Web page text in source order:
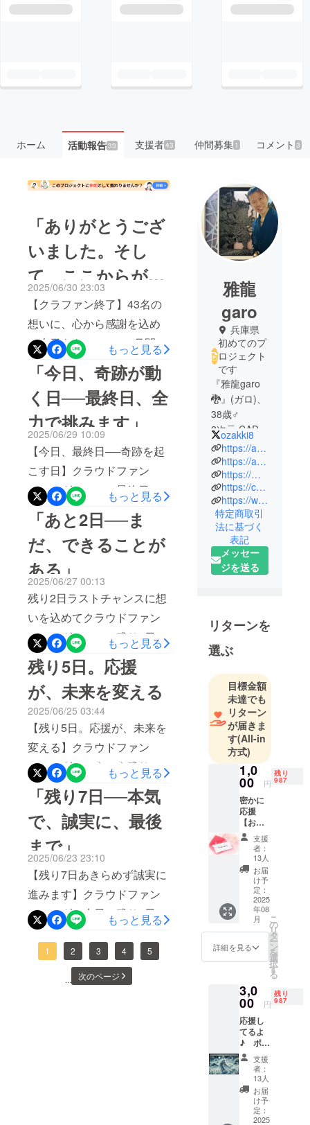
ホーム 活動報告33 支援者43 仲間募集 1 コメント3
「ありがとうござ
いました。そし
て、ここからが始
まりです」
2025/06/30 23:03
【クラファン終了】43名の
想いに、心から感謝を込め
て本日をもって、1ヶ月間の
クラウドファンディングが
終了しました。最終的に、
43名の方から171,000円もの
ご支援をいただきました。
この数字は、ただの金額や
人数ではありません。僕の
想いに「共感」し、「行
動」で応えてくれた方々
の、証そのものです。目標
金額には届きませんでし
た。でも、いただいたすべ
ての応援は、これからの海
外展示や古民家再生とい
う“現実の挑戦”へと活かして
いきます。このプロジェク
トはここで終わりません。
むしろ─ここからが本当のス
タートです。応援してくだ
さった皆さまへ、本当に、
ありがとうございました。
これからもアートで世界と
日本をつなぎ、癒しと出会
いの場を創るために、挑戦
を続けます。雅龍garo
もっと見る
「今日、奇跡が動
く日──最終日、全
力で挑みます」
2025/06/29 10:09
【今日、最終日──奇跡を起
こす日】クラウドファン
ディング、ついに最終日を
迎えました。そして今日
は、巳の日が5つ重なる“願
いが動く”特別な日。これま
での1ヶ月間、支援してくれ
た39名、153,276円。心から
感謝しています。でもま
だ、目標には遠い。逆転な
んて、普通に考えたら難し
いかもしれない。でも、今
日だけは言わせてくださ
い。「奇跡は、起こすため
にある。」この挑戦は、●
世界展示（ルーブル・ドバ
イ）への挑戦● 古民家再生
による癒し・交流の場づく
り● 日本文化とアート
の“魂”を世界へ届ける旅ここ
まで来て、あと一歩が届か
ないなんて、僕は嫌なんで
す。だから今日、すべてを
かけて伝えます。この投稿
を見たあなたの「応援」
跡の火種になります。どう
か最後の力を貸してくださ
もっと見る
「あと2日──ま
だ、できることが
ある」
2025/06/27 00:13
残り2日ラストチャンスに想
いを込めてクラウドファン
ディング、ついに残り2日間
になりました。現在、39
名・153,276円（達成率
15%）ここまで応援してく
ださった皆さま、本当にあ
りがとうございます。で
も、目標までまだ約85万
円。厳しい数字ではありま
すが、それでも──諦めるつ
もりはありません。この挑
戦は、● 世界へのアート挑
戦（ルーブル・ドバイ）●
古民家の再生● 癒し・学
び・文化が交わる空間をつ
くること単なる「作品づく
り」ではなく、“人と場をつ
なげる”挑戦です。支援は
「お金」だけではありませ
ん。 リンクのシェア 投稿の
もっと見る
残り5日。応援
が、未来を変える
2025/06/25 03:44
【残り5日。応援が、未来を
変える】クラウドファン
ディング、いよいよ残り5日
間になりました。現在、
**37名の方から149,276円目
標の15％のご支援をいただ
いています。本当にありが
とうございます。とはい
え、目標金額までにはまだ
約85万円足りません。正
直、数字だけを見れば「無
理だ」と思われるかもしれ
ません。でも、僕はこの挑
戦を「届かなかった夢」に
もっと見る
「残り7日──本気
で、誠実に、最後
まで」
2025/06/23 23:10
【残り7日あきらめず誠実に
進みます】クラウドファン
ディング、本日で残り7日間
となりました。現時点で、
37名の方から149,276円のご
支援をいただいています。
もっと見る
1 2 3 4 5
... 次のページ
雅龍
garo
兵庫県
初めてのプ
ロジェクト
です
『雅龍garo
🐉』(ガロ)、
38歳♂
2次元 CAD
artwork
✅拠点：福
岡、関西
✅事業内容
①木工職
人・2D CAD
アートワー
ル制作
レーザー彫
刻・絵画・
デザイン
デジタル名
刺(NFCカー
ド)
②韓国・
Gallery
HANNAM65
7 国際展を主
③アートｘ
ものづくり
コミュニ
✅趣味
テニス🎾、
スノーボー
ド🏂、神社仏
ozakki8
https://artwork-gallery-gallo.square.site/?fbclid=PAZXh0bgNhZW0CMTEAAaet2Ht-7at0Oty2DfEH-uSwNHEPSGkBvNCYyNEz4nidbba4NAdldabTChsmvg_aem_kb1BSRwsOd38kDvm_HSfsQ
https://artwork-gallery-gallo.square.site/page#IzadVG
https://mokuteki-project.my.canva.site/
https://canva.link/85mqc6n14mysgkj
https://www.instagram.com/zakki0168
特定商取引
法に基づく
表記
メッセー
ジを送る
リターンを
選ぶ
目標金額
未達でも
リターン
が届きま
す(All-in
方式)
1,0
00 円
残り
987
密かに
応援
【お礼
のメッ
セー
ジ】 感
謝の気
持ちを
込め
て、お
礼の
メッ
セージ
をお送
りしま
す。
支援
者：
13人
お届
け予
定：
2025
年08
月
詳細を見る
こ
の
リ
タ
ー
ン
を
選
択
す
る
3,0
00 円
残り
987
応援し
てるよ
♪ ポス
トカー
ド3枚付
【ポス
トカー
ド】 雅
龍がデ
ザイン
支援
者：
13人
お届
け予
定：
2025